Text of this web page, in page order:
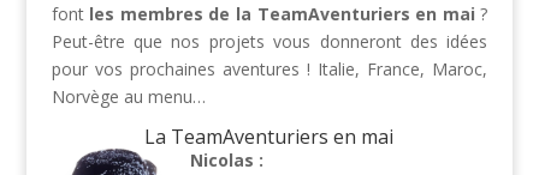
font les membres de la TeamAventuriers en mai ?
Peut-être que nos projets vous donneront des idées
pour vos prochaines aventures ! Italie, France, Maroc,
Norvège au menu…
La TeamAventuriers en mai
Nicolas :